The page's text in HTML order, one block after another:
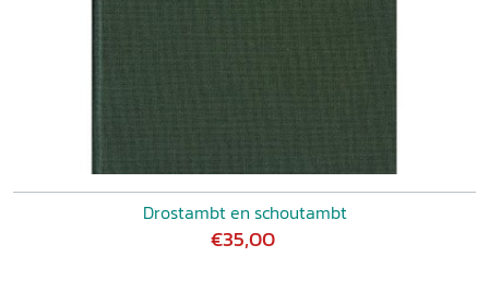
Drostambt en schoutambt
€35,00